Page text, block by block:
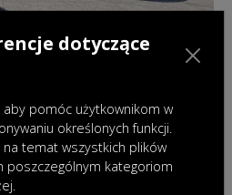
Hybrid Exclusive
dotyczące
pomóc użytkownikom w
określonych funkcji.
na temat wszystkich plików
poszczególnym kategoriom